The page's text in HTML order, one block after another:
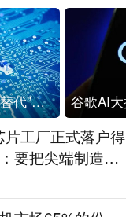
美国也要搞“国产替代”？先算清三笔账
工厂正式落户得
要把尖端制造带